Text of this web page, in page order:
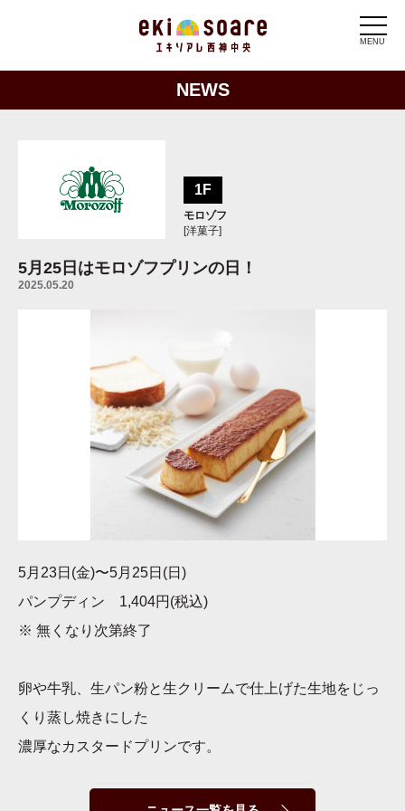
MENU
NEWS
5月25日はモロゾフプリンの日！
2025.05.20
5月23日(金)〜5月25日(日)
パンプディン 1,404円(税込)
※ 無くなり次第終了
卵や牛乳、生パン粉と生クリームで仕上げた生地をじっ
くり蒸し焼きにした
濃厚なカスタードプリンです。
1F
モロゾフ
[洋菓子]